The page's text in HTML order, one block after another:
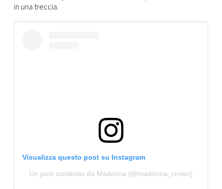
in una treccia.
Visualizza questo post su Instagram
Un post condiviso da Madonna (@madonna_crown)